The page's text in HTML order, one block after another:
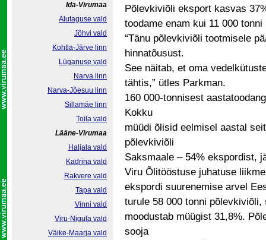
Põlevkiviõli eksport kasvas
toodame enam kui 11 000
“Tänu põlevkiviõli tootmisele
hinnatõusust.
See näitab, et oma
tähtis,” ütles Parkman.
160 000-tonnisest
Kokku
müüdi õlisid eelmisel aastal
põlevkiviõli
Saksmaale – 54% ekspordist,
Viru Õlitööstuse juhatuse
ekspordi suurenemise arvel
turule 58 000 tonni
moodustab müügist 31,8%.
sooja
Ida-Virumaa
Alutaguse vald
Jõhvi vald
Kohtla-Järve linn
Lüganuse vald
Narva linn
Narva-Jõesuu linn
Sillamäe linn
Toila vald
Lääne-Virumaa
Haljala vald
Kadrina vald
Rakvere vald
Tapa vald
Vinni vald
Viru-Nigula vald
Väike-Maarja vald